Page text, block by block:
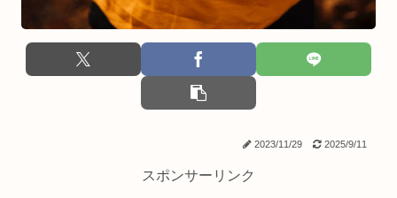
2023/11/29 2025/9/11
スポンサーリンク